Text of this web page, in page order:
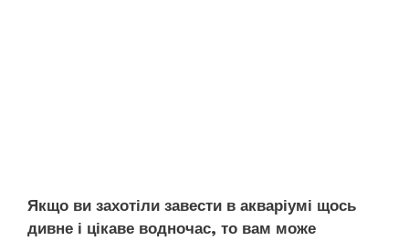
Якщо ви захотіли завести в акваріумі щось
дивне і цікаве водночас, то вам може